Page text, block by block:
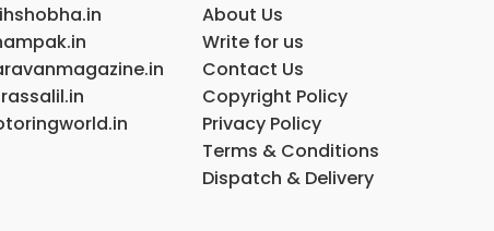
About Us
Write for us
Contact Us
Copyright Policy
Privacy Policy
Terms & Conditions
Dispatch & Delivery